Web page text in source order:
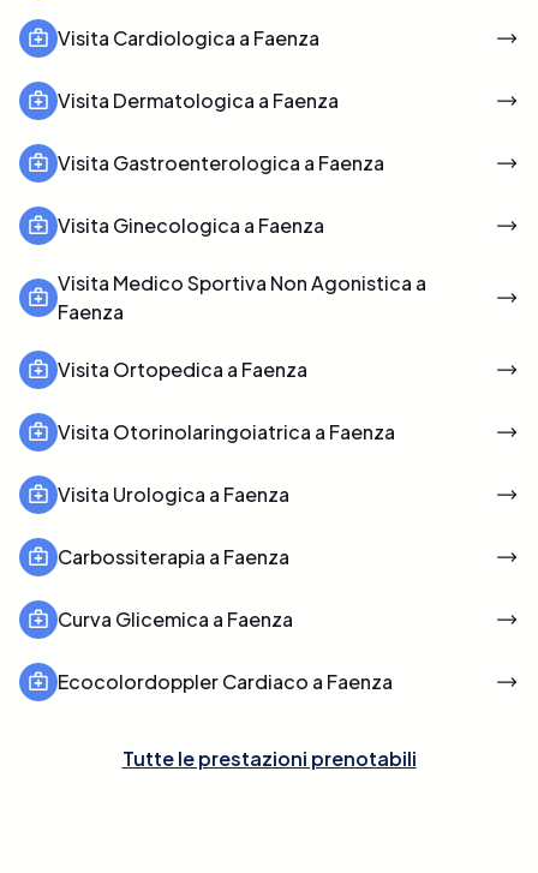
Visita Cardiologica a Faenza
Visita Dermatologica a Faenza
Visita Gastroenterologica a Faenza
Visita Ginecologica a Faenza
Visita Medico Sportiva Non Agonistica a
Faenza
Visita Ortopedica a Faenza
Visita Otorinolaringoiatrica a Faenza
Visita Urologica a Faenza
Carbossiterapia a Faenza
Curva Glicemica a Faenza
Ecocolordoppler Cardiaco a Faenza
Tutte le prestazioni prenotabili